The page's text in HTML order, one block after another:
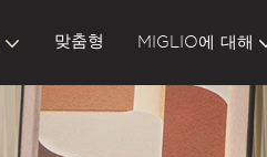
맞춤형 MIGLIO에 대해